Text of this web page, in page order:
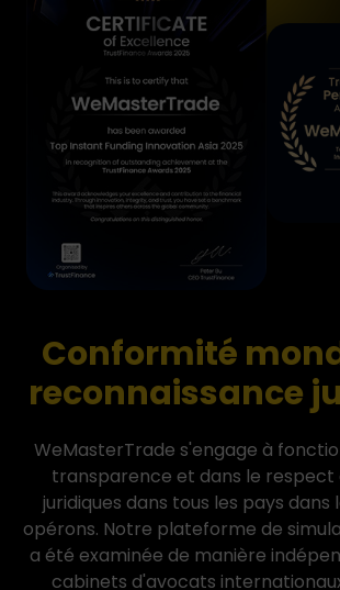
Conformité
reconnaissance
WeMasterTrade s'engage à
transparence et dans le respect
juridiques dans tous les pays dans
opérons. Notre plateforme de
a été examinée de manière
cabinets d'avocats